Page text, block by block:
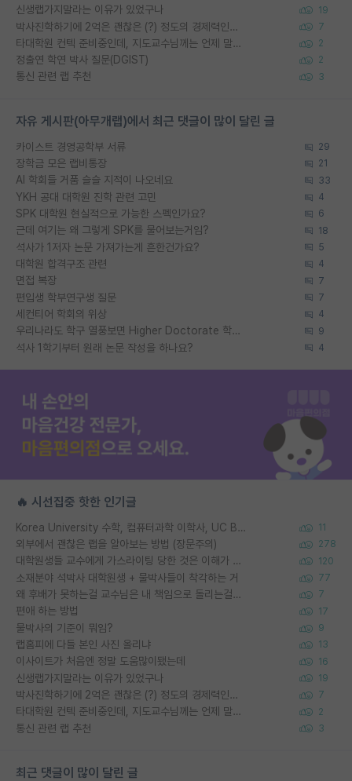
신생랩가지말라는 이유가 있었구나 19
박사진학하기에 2억은 괜찮은 (?) 정도의 경제력인가요 7
타대학원 컨텍 준비중인데, 지도교수님께는 언제 말씀드려야 할까요? 2
정출연 학연 박사 질문(DGIST) 2
통신 관련 랩 추천 3
자유 게시판(아무개랩)에서 최근 댓글이 많이 달린 글
카이스트 경영공학부 서류 29
장학금 모은 랩비통장 21
AI 학회들 거품 슬슬 지적이 나오네요 33
YKH 공대 대학원 진학 관련 고민 4
SPK 대학원 현실적으로 가능한 스펙인가요? 6
근데 여기는 왜 그렇게 SPK를 물어보는거임? 18
석사가 1저자 논문 가져가는게 흔한건가요? 5
대학원 합격구조 관련 4
면접 복장 7
편입생 학부연구생 질문 7
세컨티어 학회의 위상 4
우리나라도 학구 열풍보면 Higher Doctorate 학위가 필요하다고 봅니다. 9
석사 1학기부터 원래 논문 작성을 하나요? 4
🔥 시선집중 핫한 인기글
Korea University 수학, 컴퓨터과학 이학사, UC Berkeley 산업공학 대학원 공학박사가 되는 것은 쉽지 않겠죠? 11
외부에서 괜찮은 랩을 알아보는 방법 (장문주의) 278
대학원생들 교수에게 가스라이팅 당한 것은 이해가 갑니다. 안타깝네요. 120
소재분야 석박사 대학원생 + 물박사들이 착각하는 거 77
왜 후배가 못하는걸 교수님은 내 책임으로 돌리는걸까요? 7
편애 하는 방법 17
물박사의 기준이 뭐임? 9
랩홈피에 다들 본인 사진 올리냐 13
이사이트가 처음엔 정말 도움많이됐는데 16
신생랩가지말라는 이유가 있었구나 19
박사진학하기에 2억은 괜찮은 (?) 정도의 경제력인가요 7
타대학원 컨텍 준비중인데, 지도교수님께는 언제 말씀드려야 할까요? 2
통신 관련 랩 추천 3
최근 댓글이 많이 달린 글